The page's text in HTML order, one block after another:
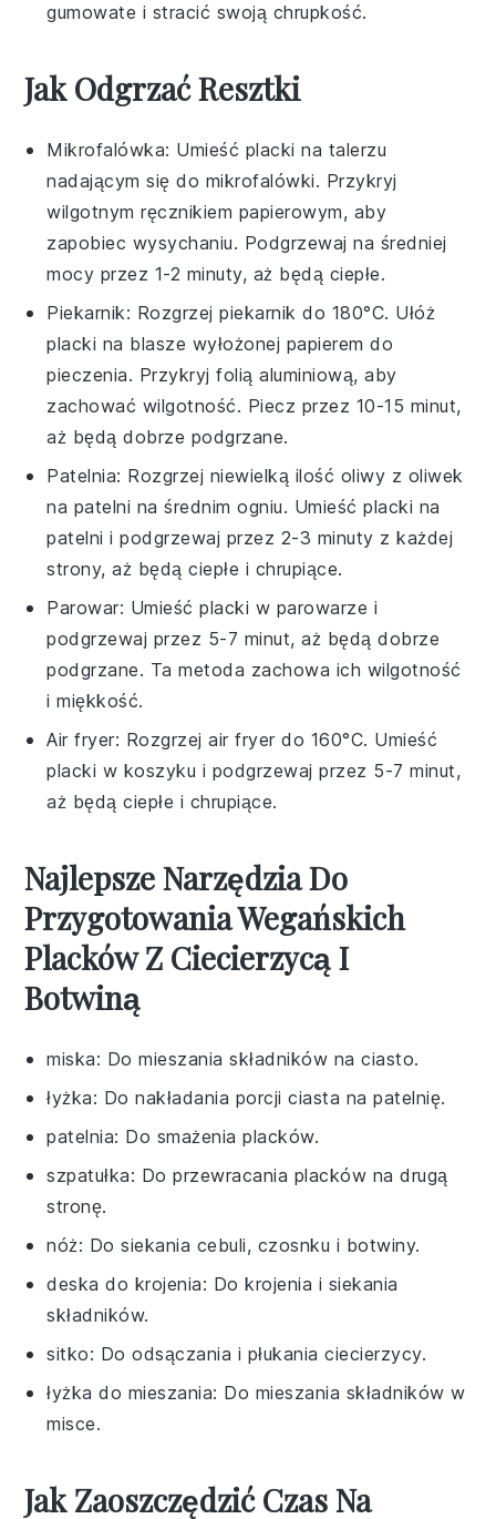
gumowate i stracić swoją chrupkość.
Jak Odgrzać Resztki
Mikrofalówka: Umieść placki na talerzu
nadającym się do mikrofalówki. Przykryj
wilgotnym ręcznikiem papierowym, aby
zapobiec wysychaniu. Podgrzewaj na średniej
mocy przez 1-2 minuty, aż będą ciepłe.
Piekarnik: Rozgrzej piekarnik do 180°C. Ułóż
placki na blasze wyłożonej papierem do
pieczenia. Przykryj folią aluminiową, aby
zachować wilgotność. Piecz przez 10-15 minut,
aż będą dobrze podgrzane.
Patelnia: Rozgrzej niewielką ilość oliwy z oliwek
na patelni na średnim ogniu. Umieść placki na
patelni i podgrzewaj przez 2-3 minuty z każdej
strony, aż będą ciepłe i chrupiące.
Parowar: Umieść placki w parowarze i
podgrzewaj przez 5-7 minut, aż będą dobrze
podgrzane. Ta metoda zachowa ich wilgotność
i miękkość.
Air fryer: Rozgrzej air fryer do 160°C. Umieść
placki w koszyku i podgrzewaj przez 5-7 minut,
aż będą ciepłe i chrupiące.
Najlepsze Narzędzia Do
Przygotowania Wegańskich
Placków Z Ciecierzycą I
Botwiną
miska: Do mieszania składników na ciasto.
łyżka: Do nakładania porcji ciasta na patelnię.
patelnia: Do smażenia placków.
szpatułka: Do przewracania placków na drugą
stronę.
nóż: Do siekania cebuli, czosnku i botwiny.
deska do krojenia: Do krojenia i siekania
składników.
sitko: Do odsączania i płukania ciecierzycy.
łyżka do mieszania: Do mieszania składników w
misce.
Jak Zaoszczędzić Czas Na